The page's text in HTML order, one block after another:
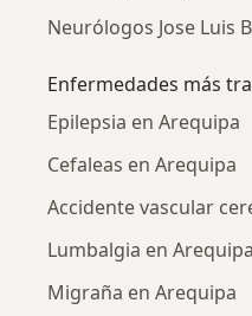
Neurólogos Jose Luis
Enfermedades más
Epilepsia en Arequipa
Cefaleas en Arequipa
Accidente vascular
Lumbalgia en Arequipa
Migraña en Arequipa